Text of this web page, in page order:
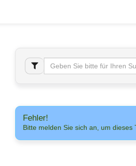
Fehler!
Bitte melden Sie sich an, um dieses